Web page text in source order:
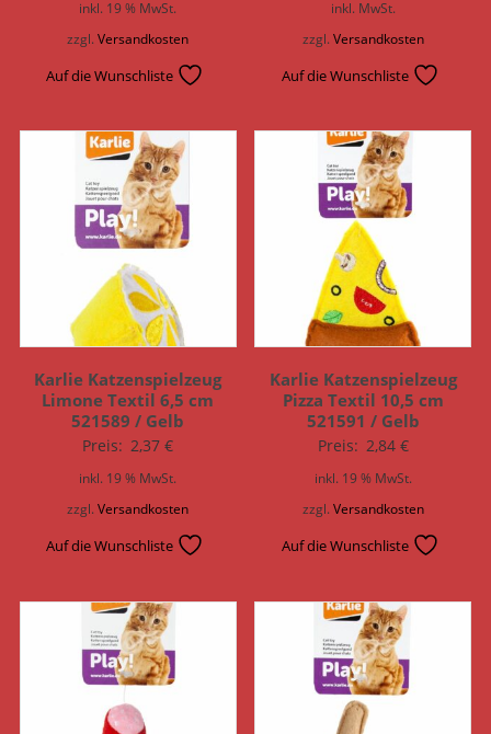
inkl. 19 % MwSt.
zzgl.Versandkosten
Auf die Wunschliste
inkl. MwSt.
zzgl. Versandkosten
Auf die Wunschliste
Karlie Katzenspielzeug
Limone Textil 6,5 cm
521589 / Gelb
Preis: 2,37€
inkl. 19 % MwSt.
zzgl.Versandkosten
Auf die Wunschliste
Karlie Katzenspielzeug
Pizza Textil 10,5 cm
521591 / Gelb
Preis: 2,84 €
inkl. 19 % MwSt.
zzgl.Versandkosten
Auf die Wunschliste